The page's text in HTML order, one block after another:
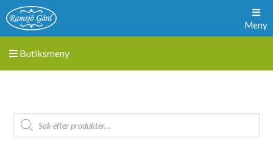
Meny
Butiksmeny